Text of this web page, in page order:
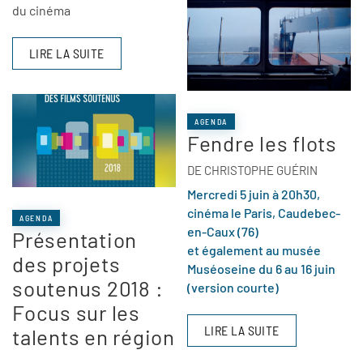
du cinéma
LIRE LA SUITE
AGENDA
Présentation
des projets
soutenus 2018 :
Focus sur les
talents en région
AGENDA
Fendre les flots
DE CHRISTOPHE GUÉRIN
Mercredi 5 juin à 20h30,
cinéma le Paris, Caudebec-
en-Caux (76)
et également au musée
Muséoseine du 6 au 16 juin
(version courte)
LIRE LA SUITE